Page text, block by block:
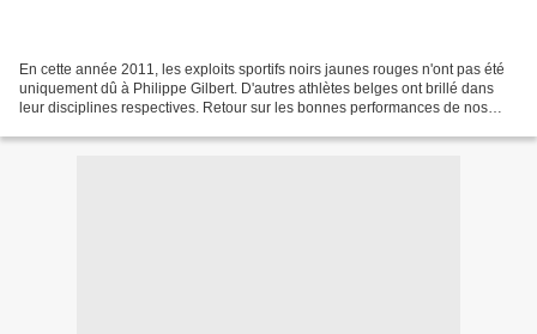
En cette année 2011, les exploits sportifs noirs jaunes rouges n'ont pas été
uniquement dû à Philippe Gilbert. D'autres athlètes belges ont brillé dans
leur disciplines respectives. Retour sur les bonnes performances de nos